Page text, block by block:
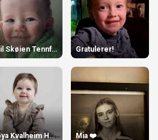
Emil Skøien Tennfjord 1 år! Gratulerer!
Frøya Kvalheim Hoggen, 1 år Mia ❤️